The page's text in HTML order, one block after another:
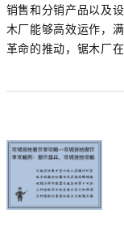
销售和分销产品以及
木厂能够高效运作，
革命的推动，锯木厂